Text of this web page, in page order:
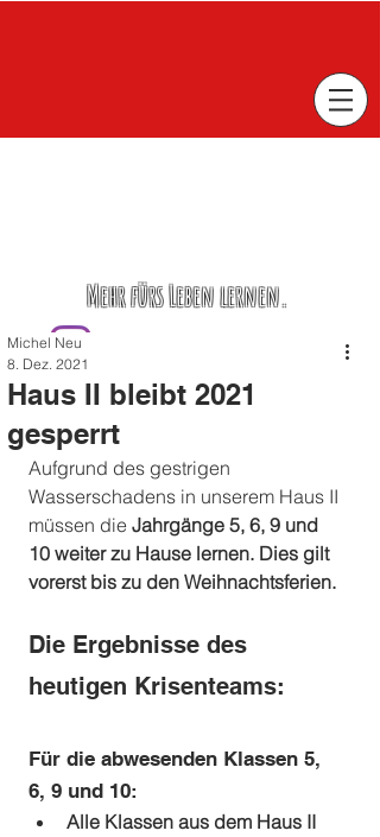
Mehr fürs Leben lernen.
Haus II bleibt 2021
gesperrt
Michel Neu
8. Dez. 2021
Aufgrund des gestrigen
Wasserschadens in unserem Haus II
müssen die Jahrgänge 5, 6, 9 und
10 weiter zu Hause lernen. Dies gilt
vorerst bis zu den Weihnachtsferien.
Die Ergebnisse des
heutigen Krisenteams:
Für die abwesenden Klassen 5,
6, 9 und 10:
Alle Klassen aus dem Haus II